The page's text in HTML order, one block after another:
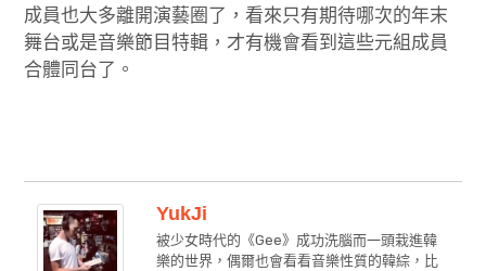
成員也大多離開演藝圈了，看來只有期待哪次的年末
舞台或是音樂節目特輯，才有機會看到這些元組成員
合體同台了。
YukJi
被少女時代的《Gee》成功洗腦而一頭栽進韓
樂的世界，偶爾也會看看音樂性質的韓綜，比